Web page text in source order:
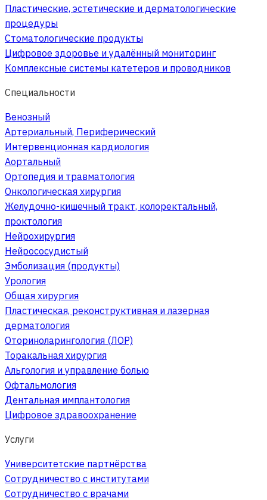
Пластические, эстетические и дерматологические
процедуры
Стоматологические продукты
Цифровое здоровье и удалённый мониторинг
Комплексные системы катетеров и проводников
Специальности
Венозный
Артериальный, Периферический
Интервенционная кардиология
Аортальный
Ортопедия и травматология
Онкологическая хирургия
Желудочно-кишечный тракт, колоректальный,
проктология
Нейрохирургия
Нейрососудистый
Эмболизация (продукты)
Урология
Общая хирургия
Пластическая, реконструктивная и лазерная
дерматология
Оториноларингология (ЛОР)
Торакальная хирургия
Альгология и управление болью
Офтальмология
Дентальная имплантология
Цифровое здравоохранение
Услуги
Университетские партнёрства
Сотрудничество с институтами
Сотрудничество с врачами